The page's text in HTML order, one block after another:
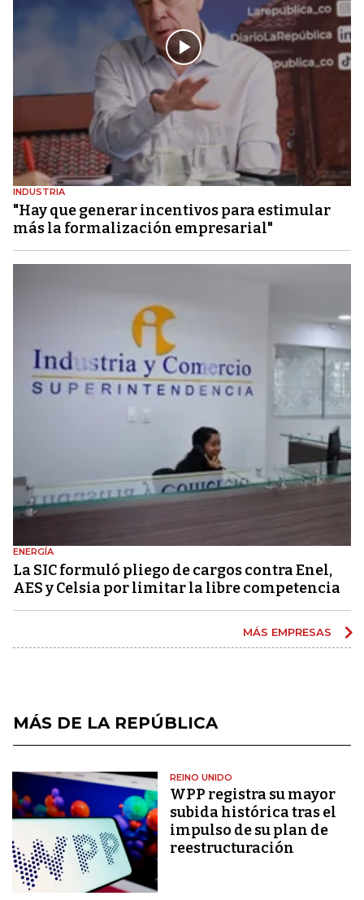
INDUSTRIA
"Hay que generar incentivos para estimular
más la formalización empresarial"
ENERGÍA
La SIC formuló pliego de cargos contra Enel,
AES y Celsia por limitar la libre competencia
MÁS EMPRESAS
MÁS DE LA REPÚBLICA
REINO UNIDO
WPP registra su mayor
subida histórica tras el
impulso de su plan de
reestructuración